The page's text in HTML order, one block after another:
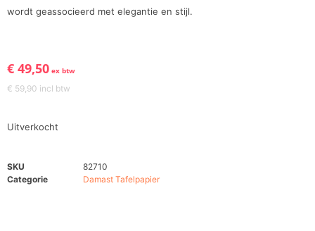
wordt geassocieerd met elegantie en stijl.
€ 49,50 ex btw
€ 59,90 incl btw
Uitverkocht
SKU
82710
Categorie
Damast Tafelpapier